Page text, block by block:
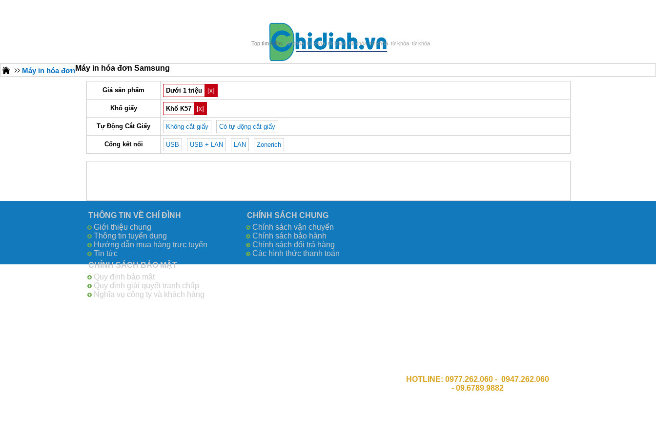
từ khóa từ khóa từ khóa từ khóa từ khóa từ khóa từ khóa
Máy in hóa đơnMáy in hóa đơn Samsung
Giá sản phẩm Dưới 1 triệu [x]
Khổ giấy Khổ K57 [x]
Tự Động Cắt Giấy Không cắt giấy Có tự động cắt giấy
Cổng kết nối USB USB + LAN LAN Zonerich
THÔNG TIN VỀ CHÍ ĐÌNH
Giới thiệu chung
Thông tin tuyển dụng
Hướng dẫn mua hàng trực tuyến
Tin tức
CHÍNH SÁCH CHUNG
Chính sách vận chuyển
Chính sách bảo hành
Chính sách đổi trả hàng
Các hình thức thanh toán
CHÍNH SÁCH BẢO MẬT
Quy định bảo mật
Quy định giải quyết tranh chấp
Nghĩa vụ công ty và khách hàng
HOTLINE: 0977.262.060 - 0947.262.060
-09.6789.9882